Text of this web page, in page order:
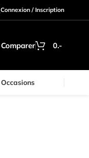
Connexion / Inscription
Comparer 0.-
Occasions